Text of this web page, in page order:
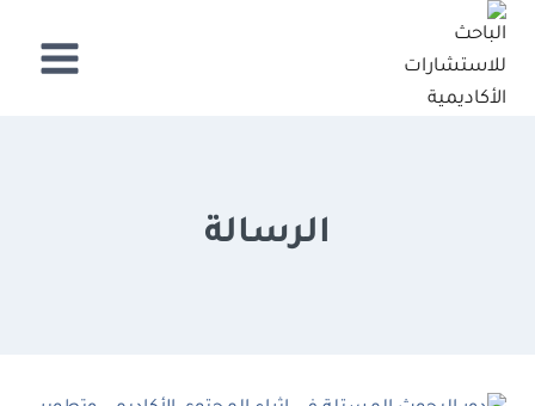
التجاوز
الرسالة